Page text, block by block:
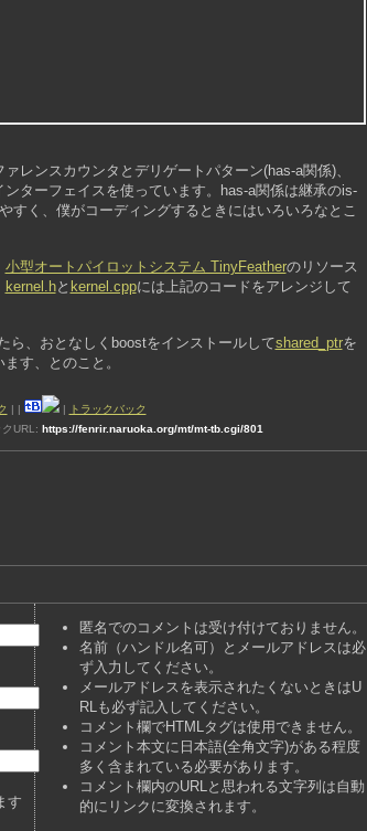
レンスカウンタとデリゲートパターン(has-a関係)、
ターフェイスを使っています。has-a関係は継承のis-
すく、僕がコーディングするときにはいろいろなとこ
小型オートパイロットシステム TinyFeatherのリソース
kernel.hと kernel.cppには上記のコードをアレンジして
ら、おとなしくboostをインストールしてshared_ptrを
す、とのこと。
| | |
トラックバック
URL: https://fenrir.naruoka.org/mt/mt-tb.cgi/801
す
匿名でのコメントは受け付けておりません。
名前（ハンドル名可）とメールアドレスは必
ず入力してください。
メールアドレスを表示されたくないときはU
RLも必ず記入してください。
コメント欄でHTMLタグは使用できません。
コメント本文に日本語(全角文字)がある程度
多く含まれている必要があります。
コメント欄内のURLと思われる文字列は自動
的にリンクに変換されます。